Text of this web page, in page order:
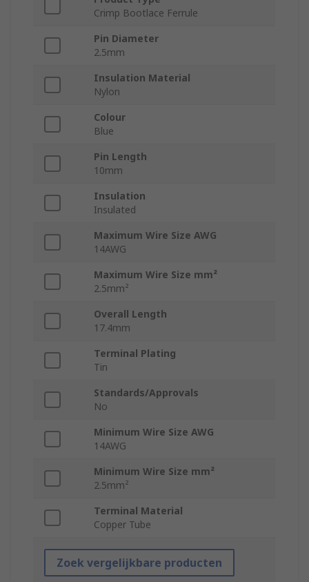
Crimp Bootlace Ferrule
Pin Diameter
2.5mm
Insulation Material
Nylon
Colour
Blue
Pin Length
10mm
Insulation
Insulated
Maximum Wire Size AWG
14AWG
Maximum Wire Size mm²
2.5mm²
Overall Length
17.4mm
Terminal Plating
Tin
Standards/Approvals
No
Minimum Wire Size AWG
14AWG
Minimum Wire Size mm²
2.5mm²
Terminal Material
Copper Tube
Zoek vergelijkbare producten